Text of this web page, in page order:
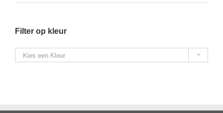
Filter op kleur
Kies een Kleur